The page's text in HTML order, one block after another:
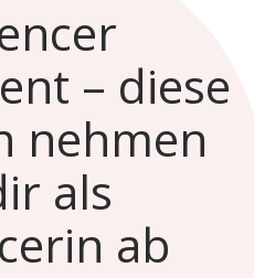
– diese
nehmen
als
ab